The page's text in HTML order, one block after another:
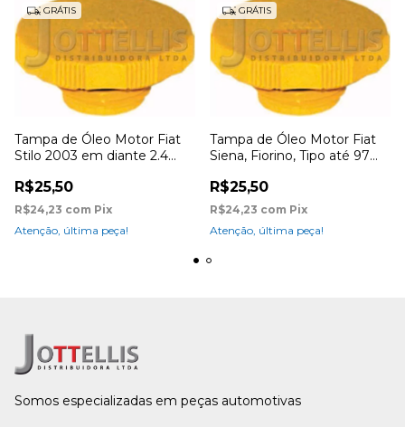
GRÁTIS
Tampa de Óleo Motor Fiat
Stilo 2003 em diante 2.4
R$25,50
R$24,23 com Pix
Atenção, última peça!
GRÁTIS
Tampa de Óleo Motor Fiat
Siena, Fiorino, Tipo até 97
R$25,50
R$24,23 com Pix
Atenção, última peça!
Somos especializadas em peças automotivas